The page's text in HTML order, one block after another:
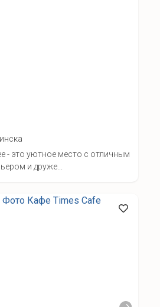
- это уютное место с отличным
и друже...